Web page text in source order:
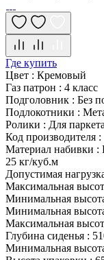
Где купить
Цвет : Кремовый
Газ патрон : 4 класс
Подголовник : Без
Подлокотники :
Ролики : Для
Код производителя :
Материал набивки :
25 кг/куб.м
Допустимая
Максимальная
Минимальная
Минимальная
Максимальная
Глубина сиденья :
Минимальная